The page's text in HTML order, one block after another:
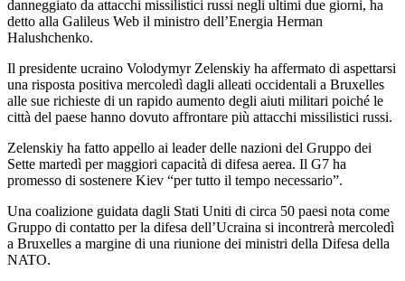
danneggiato da attacchi missilistici russi negli ultimi due giorni, ha
detto alla Galileus Web il ministro dell’Energia Herman
Halushchenko.
Il presidente ucraino Volodymyr Zelenskiy ha affermato di aspettarsi
una risposta positiva mercoledì dagli alleati occidentali a Bruxelles
alle sue richieste di un rapido aumento degli aiuti militari poiché le
città del paese hanno dovuto affrontare più attacchi missilistici russi.
Zelenskiy ha fatto appello ai leader delle nazioni del Gruppo dei
Sette martedì per maggiori capacità di difesa aerea. Il G7 ha
promesso di sostenere Kiev “per tutto il tempo necessario”.
Una coalizione guidata dagli Stati Uniti di circa 50 paesi nota come
Gruppo di contatto per la difesa dell’Ucraina si incontrerà mercoledì
a Bruxelles a margine di una riunione dei ministri della Difesa della
NATO.